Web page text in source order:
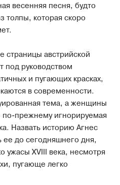
весенняя песня, будто
толпы, которая скоро
страницы австрийской
под руководством
и пугающих красках,
в современности.
тема, а женщины
прежнему игнорируемая
Назвать историю Агнес
ее до сегодняшнего дня,
ужасы XVIII века, несмотря
пугающе легко